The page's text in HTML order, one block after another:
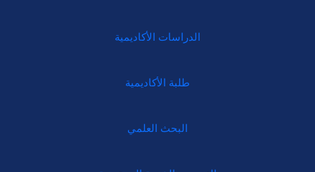
الدراسات الأكاديمية
طلبة الأكاديمية
البحث العلمي